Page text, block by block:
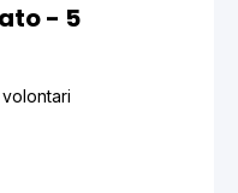
- 5